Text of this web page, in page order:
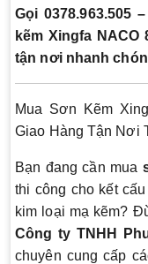
Gọi 0378.963.505
kẽm Xingfa
tận nơi nhanh
Mua Sơn Kẽm
Giao Hàng Tận Nơi
Bạn đang cần mua
thi công cho kết
kim loại mạ kẽm?
Công ty TNHH
chuyên cung cấp